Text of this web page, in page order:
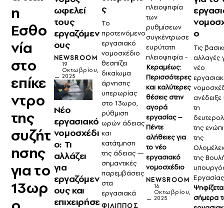
η
Εσθο
νία
στο
επίκε
ντρο
της
συζήτ
ησης
για το
13ωρ
ωφελεί
τους
εργαζόμεν
ους
NEWSROOM
19
Οκτωβρίου,
2025
Νέο
εργασιακό
νομοσχέδι
ο: Τι
αλλάζει
για
εργαζόμεν
ους και
επιχειρήσε
ς
Το
προτεινόμενο
εργασιακό
νομοσχέδιο
θεσπίζει
δικαίωμα
άρνησης
υπερωρίας
στο 13ωρο,
ρύθμιση
ωρών άδειας
και
κατάτμηση
της άδειας —
σημαντικές
παρεμβάσεις
στα
εργασιακά
ΦΊΛΙΠΠΟΣ
πλειοψηφία
των
ρυθμίσεων
συγκέντρωσε
ευρύτατη
πλειοψηφία -
Κεραμέως:
Περισσότερες
και καλύτερες
θέσεις στην
αγορά
εργασίας –
Πέντε
αλήθειες για
το νέο
εργασιακό
νομοσχέδιο
NEWSROOM
16
Οκτωβρίου,
2025
ο
Τις
αλλαγές
νέο
τη
της
της
της
σήμερα